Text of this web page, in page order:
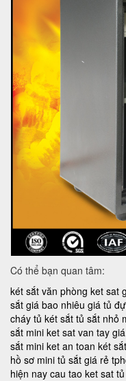
Có thể bạn quan tâm:
két sắt văn phòng ket sat
sắt giá bao nhiêu giá tủ
cháy tủ két sắt tủ sắt nhỏ
sắt mini ket sat van tay
sắt mini ket an toan két
hồ sơ mini tủ sắt giá rẻ
hiện nay cau tao ket sat